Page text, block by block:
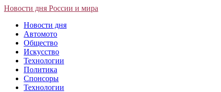
Новости дня России и мира
Новости дня
Автомото
Общество
Искусство
Технологии
Политика
Спонсоры
Технологии